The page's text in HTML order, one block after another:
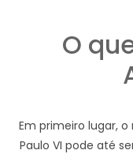
O
Em primeiro lugar,
Paulo VI pode até